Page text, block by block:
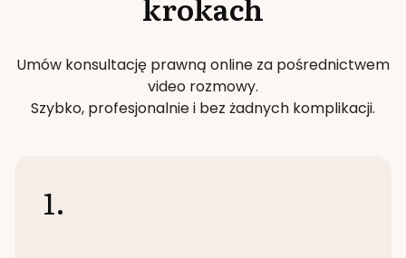
Umów konsultację prawną online za pośrednictwem
video rozmowy.
Szybko, profesjonalnie i bez żadnych komplikacji.
1.